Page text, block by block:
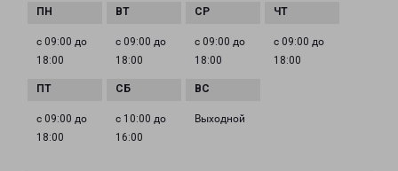
с 09:00 до
18:00
с 09:00 до
18:00
с 09:00 до
18:00
с 09:00 до
18:00
с 09:00 до
18:00
с 10:00 до
16:00
Выходной